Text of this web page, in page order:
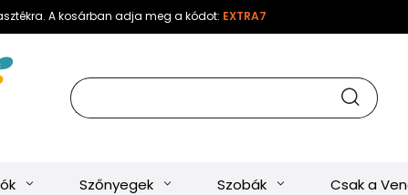
A kosárban adja meg a kódot: EXTRA7
Szőnyegek Szobák Csak a